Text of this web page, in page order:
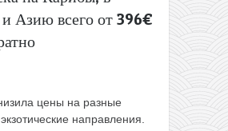
Азию всего от 396€
цены на разные
направления.